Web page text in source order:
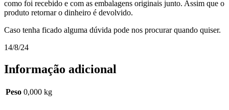
como foi recebido e com as embalagens originais junto. Assim que o
produto retornar o dinheiro é devolvido.
Caso tenha ficado alguma dúvida pode nos procurar quando quiser.
14/8/24
Informação adicional
Peso 0,000 kg